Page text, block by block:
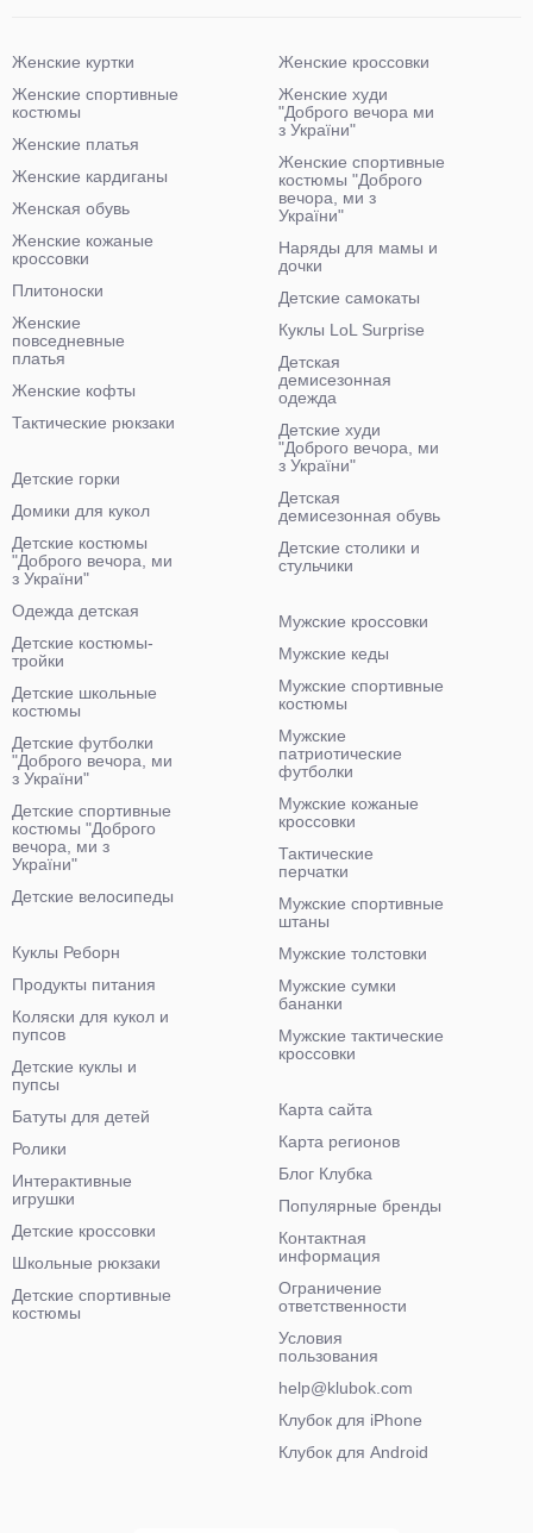
Женские куртки
Женские спортивные
костюмы
Женские платья
Женские кардиганы
Женская обувь
Женские кожаные
кроссовки
Плитоноски
Женские
повседневные
платья
Женские кофты
Тактические рюкзаки
Женские кроссовки
Женские худи
"Доброго вечора ми
з України"
Женские спортивные
костюмы "Доброго
вечора, ми з
України"
Наряды для мамы и
дочки
Детские самокаты
Куклы LoL Surprise
Детская
демисезонная
одежда
Детские худи
"Доброго вечора, ми
з України"
Детская
демисезонная обувь
Детские столики и
стульчики
Детские горки
Домики для кукол
Детские костюмы
"Доброго вечора, ми
з України"
Одежда детская
Детские костюмы-
тройки
Детские школьные
костюмы
Детские футболки
"Доброго вечора, ми
з України"
Детские спортивные
костюмы "Доброго
вечора, ми з
України"
Детские велосипеды
Мужские кроссовки
Мужские кеды
Мужские спортивные
костюмы
Мужские
патриотические
футболки
Мужские кожаные
кроссовки
Тактические
перчатки
Мужские спортивные
штаны
Мужские толстовки
Мужские сумки
бананки
Мужские тактические
кроссовки
Куклы Реборн
Продукты питания
Коляски для кукол и
пупсов
Детские куклы и
пупсы
Батуты для детей
Ролики
Интерактивные
игрушки
Детские кроссовки
Школьные рюкзаки
Детские спортивные
костюмы
Карта сайта
Карта регионов
Блог Клубка
Популярные бренды
Контактная
информация
Ограничение
ответственности
Условия
пользования
help@klubok.com
Клубок для iPhone
Клубок для Android